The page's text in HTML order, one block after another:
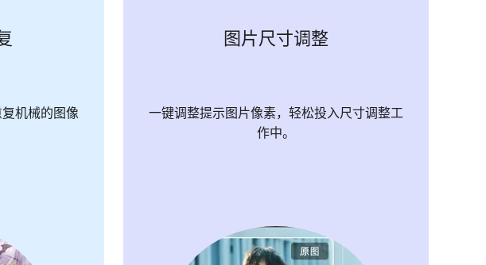
机械的图像
图片尺寸调整
一键调整提示图片像素，轻松投入尺寸调整工
作中。